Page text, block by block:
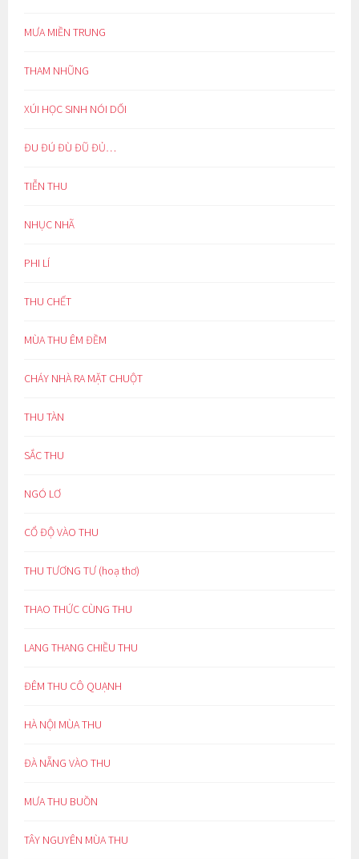
MƯA MIỀN TRUNG
THAM NHŨNG
XÚI HỌC SINH NÓI DỐI
ĐU ĐÚ ĐÙ ĐŨ ĐỦ…
TIỄN THU
NHỤC NHÃ
PHI LÍ
THU CHẾT
MÙA THU ÊM ĐỀM
CHÁY NHÀ RA MẶT CHUỘT
THU TÀN
SẮC THU
NGÓ LƠ
CỔ ĐỘ VÀO THU
THU TƯƠNG TƯ (hoạ thơ)
THAO THỨC CÙNG THU
LANG THANG CHIỀU THU
ĐÊM THU CÔ QUẠNH
HÀ NỘI MÙA THU
ĐÀ NẴNG VÀO THU
MƯA THU BUỒN
TÂY NGUYÊN MÙA THU